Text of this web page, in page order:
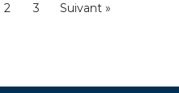
2 3 Suivant »